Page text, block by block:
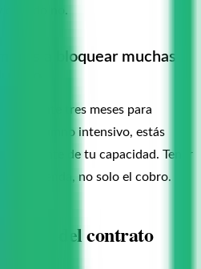
cuándo no.
a bloquear muchas
durante tres meses para
un alumno intensivo, estás
relevante de tu capacidad. Tener
tu agenda, no solo el cobro.
del contrato